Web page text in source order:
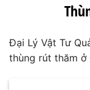
Đại Lý Vật Tư
thùng rút thăm ở